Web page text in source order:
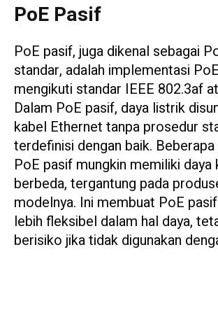
PoE Pasif
PoE pasif, juga dikenal sebagai
standar, adalah implementasi
mengikuti standar IEEE 802.3af
Dalam PoE pasif, daya listrik
kabel Ethernet tanpa prosedur
terdefinisi dengan baik.
PoE pasif mungkin memiliki daya
berbeda, tergantung pada
modelnya. Ini membuat PoE
lebih fleksibel dalam hal daya,
berisiko jika tidak digunakan